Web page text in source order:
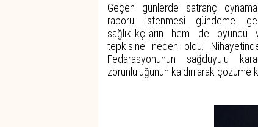
Geçen günlerde satranç
raporu istenmesi gündeme
sağlıklıkçıların hem de oyuncu
tepkisine neden oldu.
Fedarasyonunun sağduyulu
zorunluluğunun kaldırılarak çözüme